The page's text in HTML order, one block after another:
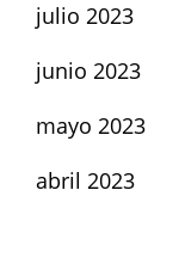
julio 2023
junio 2023
mayo 2023
abril 2023